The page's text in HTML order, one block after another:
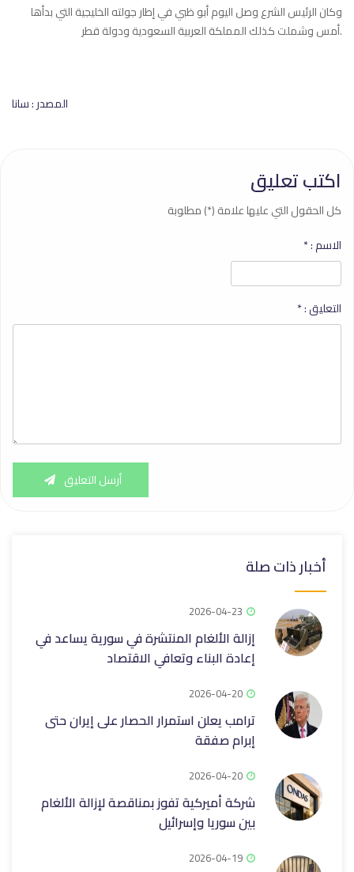
وكان الرئيس الشرع وصل اليوم أبو ظبي في إطار جولته الخليجية التي بدأها
أمس وشملت كذلك المملكة العربية السعودية ودولة قطر.
المصدر : سانا
اكتب تعليق
كل الحقول التي عليها علامة (*) مطلوبة
الاسم :*
التعليق :*
أرسل التعليق
أخبار ذات صلة
2026-04-23
إزالة الألغام المنتشرة في سورية يساعد في
إعادة البناء وتعافي الاقتصاد
2026-04-20
ترامب يعلن استمرار الحصار على إيران حتى
إبرام صفقة
2026-04-20
شركة أميركية تفوز بمناقصة لإزالة الألغام
بين سوريا وإسرائيل
2026-04-19